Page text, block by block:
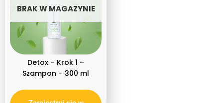
BRAK W MAGAZYNIE
Detox – Krok 1 –
Szampon – 300 ml